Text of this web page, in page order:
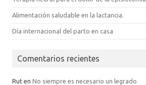
Alimentación saludable en la lactancia.
Día internacional del parto en casa
Comentarios recientes
Rut en No siempre es necesario un legrado